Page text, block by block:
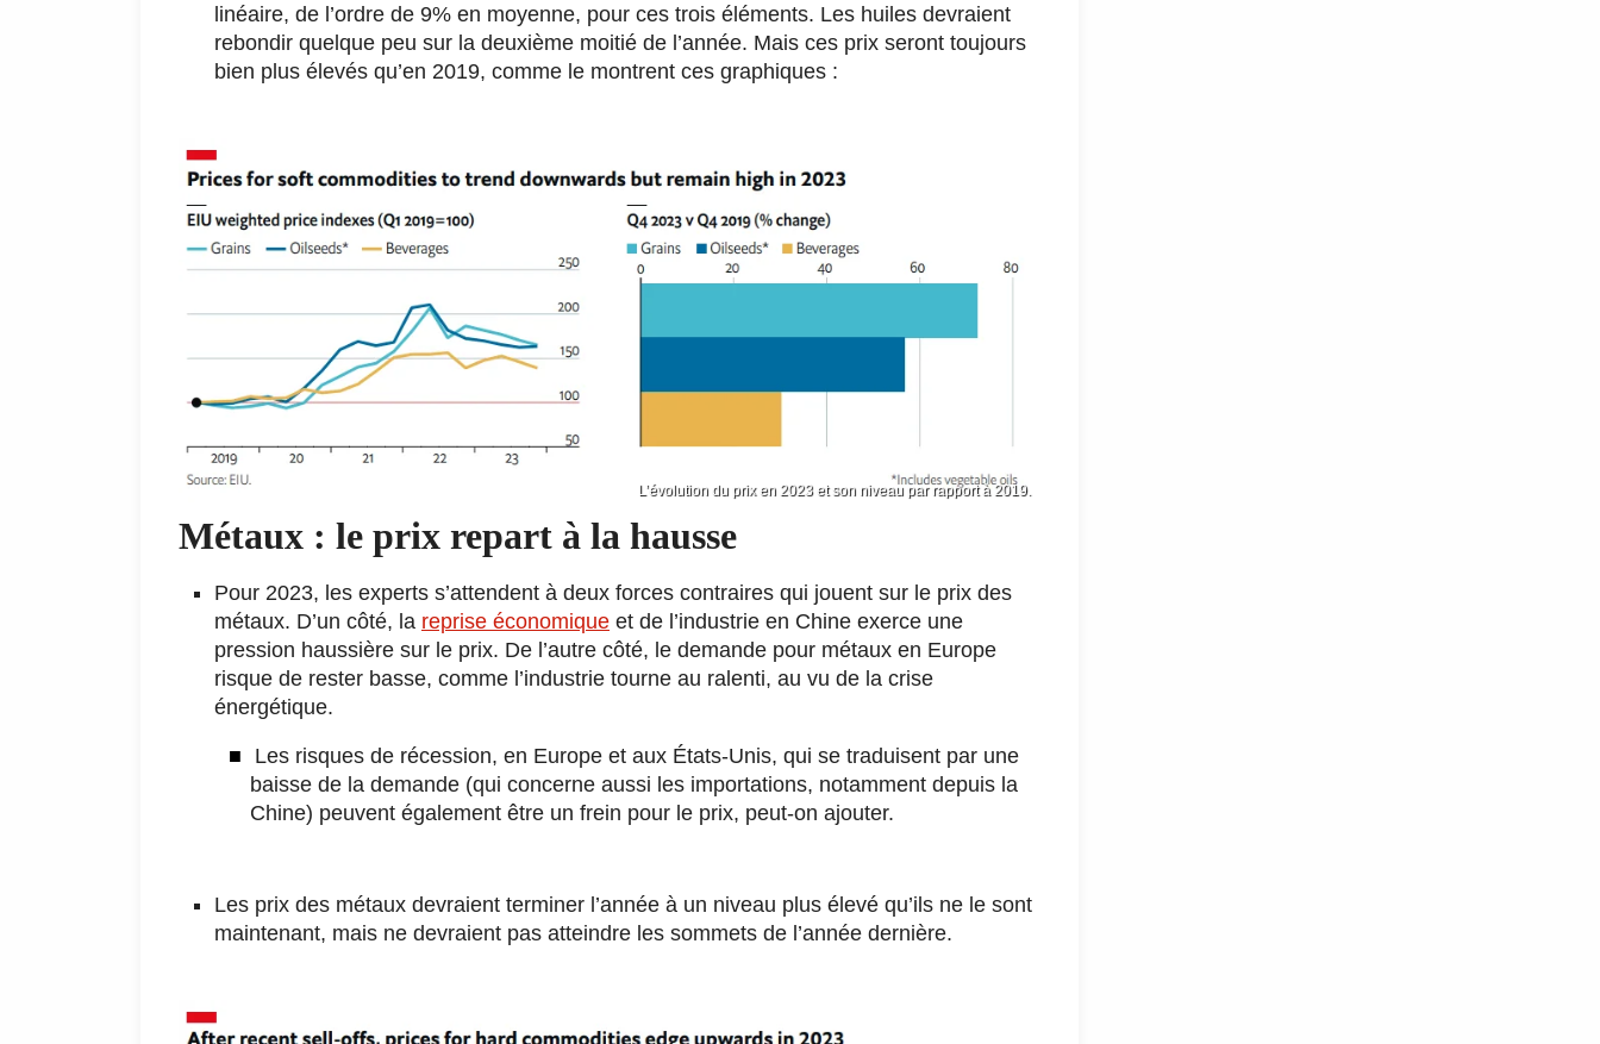
linéaire, de l’ordre de 9% en moyenne, pour ces trois éléments. Les huiles devraient
rebondir quelque peu sur la deuxième moitié de l’année. Mais ces prix seront toujours
bien plus élevés qu’en 2019, comme le montrent ces graphiques :
L’évolution du prix en 2023 et son niveau par rapport à 2019.
Métaux : le prix repart à la hausse
Pour 2023, les experts s’attendent à deux forces contraires qui jouent sur le prix des
métaux. D’un côté, la reprise économique et de l’industrie en Chine exerce une
pression haussière sur le prix. De l’autre côté, le demande pour métaux en Europe
risque de rester basse, comme l’industrie tourne au ralenti, au vu de la crise
énergétique.
Les risques de récession, en Europe et aux États-Unis, qui se traduisent par une
baisse de la demande (qui concerne aussi les importations, notamment depuis la
Chine) peuvent également être un frein pour le prix, peut-on ajouter.
Les prix des métaux devraient terminer l’année à un niveau plus élevé qu’ils ne le sont
maintenant, mais ne devraient pas atteindre les sommets de l’année dernière.